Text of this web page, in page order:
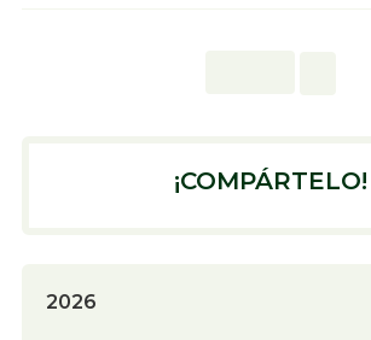
¡COMPÁRTELO!
2026